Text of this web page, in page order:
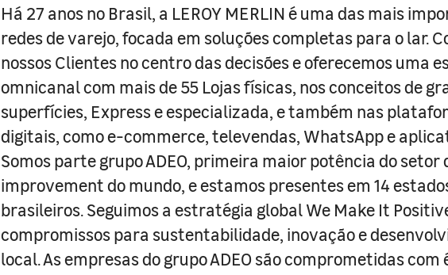
Há 27 anos no Brasil, a LEROY MERLIN é uma das mais
redes de varejo, focada em soluções completas para o lar.
nossos Clientes no centro das decisões e oferecemos uma
omnicanal com mais de 55 Lojas físicas, nos conceitos de
superfícies, Express e especializada, e também nas
digitais, como e-commerce, televendas, WhatsApp e
Somos parte grupo ADEO, primeira maior potência do setor
improvement do mundo, e estamos presentes em 14
brasileiros. Seguimos a estratégia global We Make It
compromissos para sustentabilidade, inovação e
local. As empresas do grupo ADEO são comprometidas com